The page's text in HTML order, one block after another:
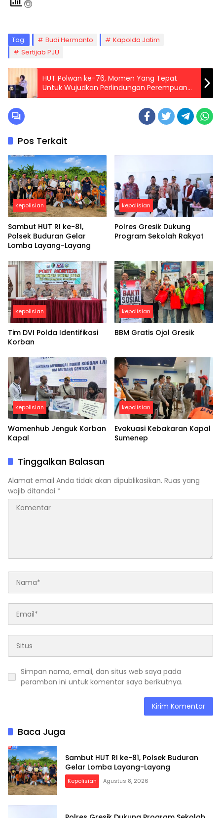
Tag: Budi Hermanto
Kapolda Jatim
Sertijab PJU
HUT Polwan ke-76, Momen Yang Tepat
Untuk Wujudkan Perlindungan Perempuan
dan Anak
Pos Terkait
kepolisian
Sambut HUT RI ke-81,
Polsek Buduran Gelar
Lomba Layang-Layang
kepolisian
Polres Gresik Dukung
Program Sekolah Rakyat
kepolisian
Tim DVI Polda Identifikasi
Korban
kepolisian
BBM Gratis Ojol Gresik
kepolisian
Wamenhub Jenguk Korban
Kapal
kepolisian
Evakuasi Kebakaran Kapal
Sumenep
Tinggalkan Balasan
Alamat email Anda tidak akan dipublikasikan. Ruas yang
wajib ditandai *
Simpan nama, email, dan situs web saya pada
peramban ini untuk komentar saya berikutnya.
Baca Juga
Sambut HUT RI ke-81, Polsek Buduran
Gelar Lomba Layang-Layang
Kepolisian Agustus 8, 2026